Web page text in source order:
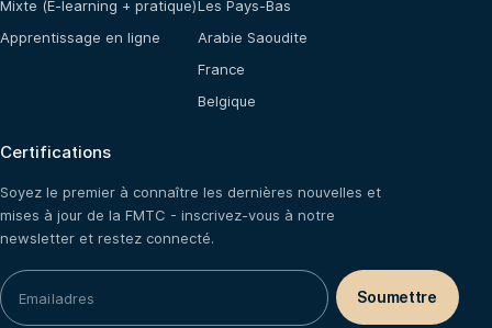
Mixte (E-learning + pratique)
Apprentissage en ligne
Les Pays-Bas
Arabie Saoudite
France
Belgique
Certifications
Soyez le premier à connaître les dernières nouvelles et
mises à jour de la FMTC - inscrivez-vous à notre
newsletter et restez connecté.